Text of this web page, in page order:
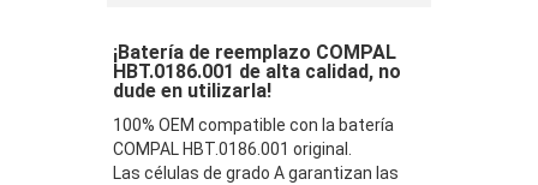
¡Batería de reemplazo COMPAL
HBT.0186.001 de alta calidad, no
dude en utilizarla!
100% OEM compatible con la batería
COMPAL HBT.0186.001 original.
Las células de grado A garantizan las